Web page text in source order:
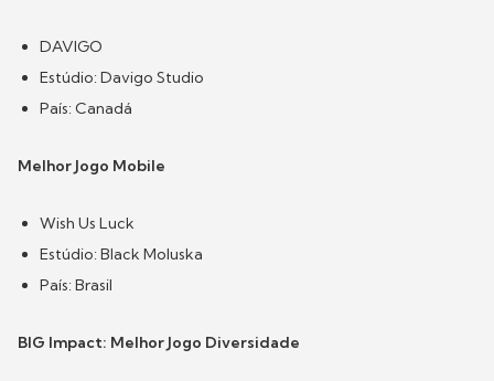
DAVIGO
Estúdio: Davigo Studio
País: Canadá
Melhor Jogo Mobile
Wish Us Luck
Estúdio: Black Moluska
País: Brasil
BIG Impact: Melhor Jogo Diversidade